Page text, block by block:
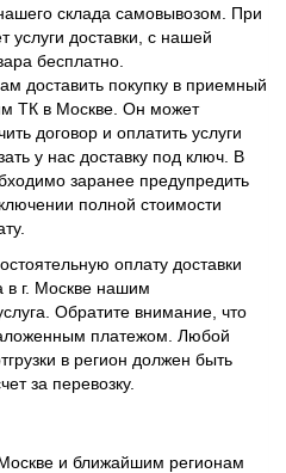
склада самовывозом. При
услуги доставки, с нашей
бесплатно.
доставить покупку в приемный
ТК в Москве. Он может
договор и оплатить услуги
у нас доставку под ключ. В
заранее предупредить
полной стоимости
оплату доставки
в г. Москве нашим
Обратите внимание, что
платежом. Любой
в регион должен быть
за перевозку.
и ближайшим регионам